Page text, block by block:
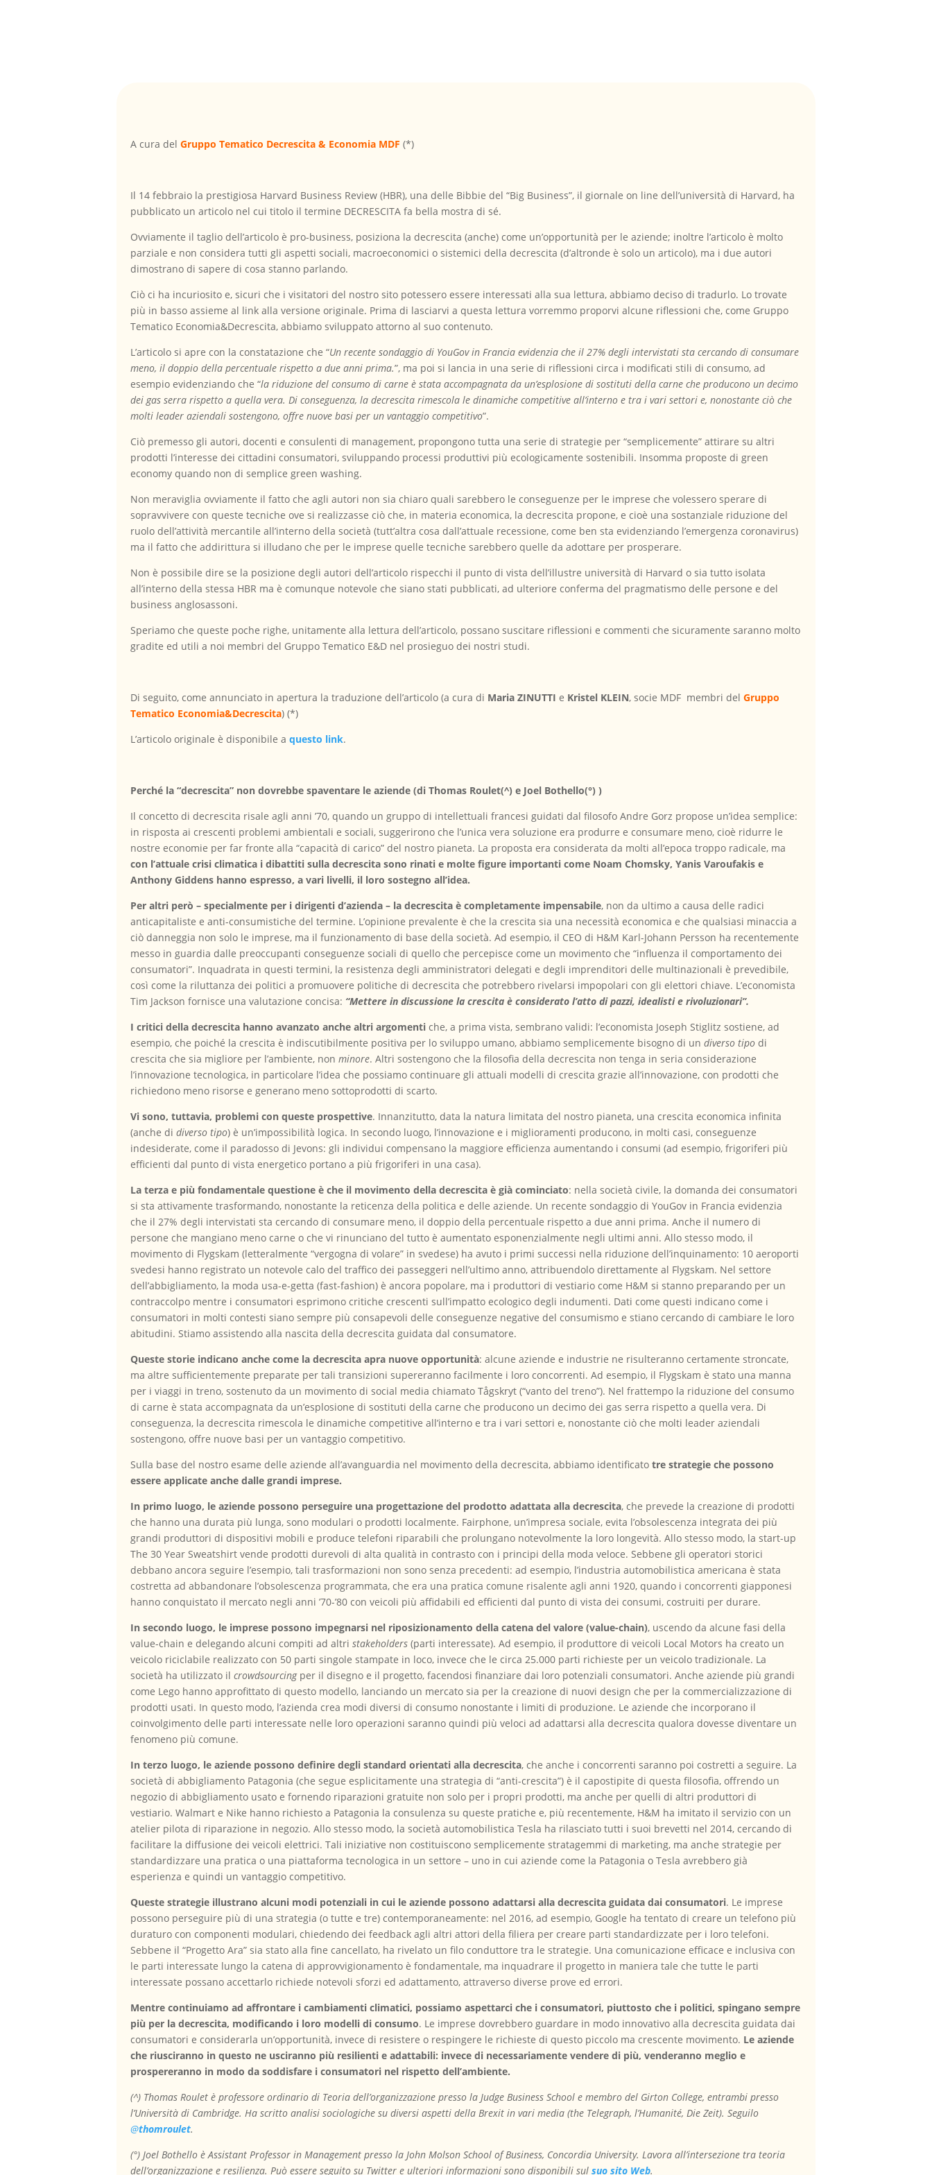
A cura delGruppo Tematico Decrescita & Economia MDF (*)
Il 14 febbraio la prestigiosa Harvard Business Review (HBR), una delle Bibbie del “Big Business”, il giornale on line dell’università di Harvard, ha
pubblicato un articolo nel cui titolo il termine DECRESCITA fa bella mostra di sé.
Ovviamente il taglio dell’articolo è pro-business, posiziona la decrescita (anche) come un’opportunità per le aziende; inoltre l’articolo è molto
parziale e non considera tutti gli aspetti sociali, macroeconomici o sistemici della decrescita (d’altronde è solo un articolo), ma i due autori
dimostrano di sapere di cosa stanno parlando.
Ciò ci ha incuriosito e, sicuri che i visitatori del nostro sito potessero essere interessati alla sua lettura, abbiamo deciso di tradurlo. Lo trovate
più in basso assieme al link alla versione originale. Prima di lasciarvi a questa lettura vorremmo proporvi alcune riflessioni che, come Gruppo
Tematico Economia&Decrescita, abbiamo sviluppato attorno al suo contenuto.
L’articolo si apre con la constatazione che “Un recente sondaggio di YouGov in Francia evidenzia che il 27% degli intervistati sta cercando di consumare
meno, il doppio della percentuale rispetto a due anni prima.”, ma poi si lancia in una serie di riflessioni circa i modificati stili di consumo, ad
esempio evidenziando che “la riduzione del consumo di carne è stata accompagnata da un’esplosione di sostituti della carne che producono un decimo
dei gas serra rispetto a quella vera. Di conseguenza, la decrescita rimescola le dinamiche competitive all’interno e tra i vari settori e, nonostante ciò che
molti leader aziendali sostengono, offre nuove basi per un vantaggio competitivo”.
Ciò premesso gli autori, docenti e consulenti di management, propongono tutta una serie di strategie per “semplicemente” attirare su altri
prodotti l’interesse dei cittadini consumatori, sviluppando processi produttivi più ecologicamente sostenibili. Insomma proposte di green
economy quando non di semplice green washing.
Non meraviglia ovviamente il fatto che agli autori non sia chiaro quali sarebbero le conseguenze per le imprese che volessero sperare di
sopravvivere con queste tecniche ove si realizzasse ciò che, in materia economica, la decrescita propone, e cioè una sostanziale riduzione del
ruolo dell’attività mercantile all’interno della società (tutt’altra cosa dall’attuale recessione, come ben sta evidenziando l’emergenza coronavirus)
ma il fatto che addirittura si illudano che per le imprese quelle tecniche sarebbero quelle da adottare per prosperare.
Non è possibile dire se la posizione degli autori dell’articolo rispecchi il punto di vista dell’illustre università di Harvard o sia tutto isolata
all’interno della stessa HBR ma è comunque notevole che siano stati pubblicati, ad ulteriore conferma del pragmatismo delle persone e del
business anglosassoni.
Speriamo che queste poche righe, unitamente alla lettura dell’articolo, possano suscitare riflessioni e commenti che sicuramente saranno molto
gradite ed utili a noi membri del Gruppo Tematico E&D nel prosieguo dei nostri studi.
Di seguito, come annunciato in apertura la traduzione dell’articolo (a cura di Maria ZINUTTI e Kristel KLEIN, socie MDF membri delGruppo
Tematico Economia&Decrescita) (*)
L’articolo originale è disponibile aquesto link.
Perché la “decrescita” non dovrebbe spaventare le aziende (di Thomas Roulet(^) e Joel Bothello(°) )
Il concetto di decrescita risale agli anni ’70, quando un gruppo di intellettuali francesi guidati dal filosofo Andre Gorz propose un’idea semplice:
in risposta ai crescenti problemi ambientali e sociali, suggerirono che l’unica vera soluzione era produrre e consumare meno, cioè ridurre le
nostre economie per far fronte alla “capacità di carico” del nostro pianeta. La proposta era considerata da molti all’epoca troppo radicale, ma
con l’attuale crisi climatica i dibattiti sulla decrescita sono rinati e molte figure importanti come Noam Chomsky, Yanis Varoufakis e
Anthony Giddens hanno espresso, a vari livelli, il loro sostegno all’idea.
Per altri però – specialmente per i dirigenti d’azienda – la decrescita è completamente impensabile, non da ultimo a causa delle radici
anticapitaliste e anti-consumistiche del termine. L’opinione prevalente è che la crescita sia una necessità economica e che qualsiasi minaccia a
ciò danneggia non solo le imprese, ma il funzionamento di base della società. Ad esempio, il CEO di H&M Karl-Johann Persson ha recentemente
messo in guardia dalle preoccupanti conseguenze sociali di quello che percepisce come un movimento che “influenza il comportamento dei
consumatori”. Inquadrata in questi termini, la resistenza degli amministratori delegati e degli imprenditori delle multinazionali è prevedibile,
così come la riluttanza dei politici a promuovere politiche di decrescita che potrebbero rivelarsi impopolari con gli elettori chiave. L’economista
Tim Jackson fornisce una valutazione concisa: “Mettere in discussione la crescita è considerato l’atto di pazzi, idealisti e rivoluzionari”.
I critici della decrescita hanno avanzato anche altri argomenti che, a prima vista, sembrano validi: l’economista Joseph Stiglitz sostiene, ad
esempio, che poiché la crescita è indiscutibilmente positiva per lo sviluppo umano, abbiamo semplicemente bisogno di undiverso tipo di
crescita che sia migliore per l’ambiente, nonminore. Altri sostengono che la filosofia della decrescita non tenga in seria considerazione
l’innovazione tecnologica, in particolare l’idea che possiamo continuare gli attuali modelli di crescita grazie all’innovazione, con prodotti che
richiedono meno risorse e generano meno sottoprodotti di scarto.
Vi sono, tuttavia, problemi con queste prospettive. Innanzitutto, data la natura limitata del nostro pianeta, una crescita economica infinita
(anche didiverso tipo) è un’impossibilità logica. In secondo luogo, l’innovazione e i miglioramenti producono, in molti casi, conseguenze
indesiderate, come il paradosso di Jevons: gli individui compensano la maggiore efficienza aumentando i consumi (ad esempio, frigoriferi più
efficienti dal punto di vista energetico portano a più frigoriferi in una casa).
La terza e più fondamentale questione è che il movimento della decrescita è già cominciato: nella società civile, la domanda dei consumatori
si sta attivamente trasformando, nonostante la reticenza della politica e delle aziende. Un recente sondaggio di YouGov in Francia evidenzia
che il 27% degli intervistati sta cercando di consumare meno, il doppio della percentuale rispetto a due anni prima. Anche il numero di
persone che mangiano meno carne o che vi rinunciano del tutto è aumentato esponenzialmente negli ultimi anni. Allo stesso modo, il
movimento di Flygskam (letteralmente “vergogna di volare” in svedese) ha avuto i primi successi nella riduzione dell’inquinamento: 10 aeroporti
svedesi hanno registrato un notevole calo del traffico dei passeggeri nell’ultimo anno, attribuendolo direttamente al Flygskam. Nel settore
dell’abbigliamento, la moda usa-e-getta (fast-fashion) è ancora popolare, ma i produttori di vestiario come H&M si stanno preparando per un
contraccolpo mentre i consumatori esprimono critiche crescenti sull’impatto ecologico degli indumenti. Dati come questi indicano come i
consumatori in molti contesti siano sempre più consapevoli delle conseguenze negative del consumismo e stiano cercando di cambiare le loro
abitudini. Stiamo assistendo alla nascita della decrescita guidata dal consumatore.
Queste storie indicano anche come la decrescita apra nuove opportunità: alcune aziende e industrie ne risulteranno certamente stroncate,
ma altre sufficientemente preparate per tali transizioni supereranno facilmente i loro concorrenti. Ad esempio, il Flygskam è stato una manna
per i viaggi in treno, sostenuto da un movimento di social media chiamato Tågskryt (“vanto del treno”). Nel frattempo la riduzione del consumo
di carne è stata accompagnata da un’esplosione di sostituti della carne che producono un decimo dei gas serra rispetto a quella vera. Di
conseguenza, la decrescita rimescola le dinamiche competitive all’interno e tra i vari settori e, nonostante ciò che molti leader aziendali
sostengono, offre nuove basi per un vantaggio competitivo.
Sulla base del nostro esame delle aziende all’avanguardia nel movimento della decrescita, abbiamo identificatotre strategie che possono
essere applicate anche dalle grandi imprese.
In primo luogo, le aziende possono perseguire una progettazione del prodotto adattata alla decrescita, che prevede la creazione di prodotti
che hanno una durata più lunga, sono modulari o prodotti localmente. Fairphone, un’impresa sociale, evita l’obsolescenza integrata dei più
grandi produttori di dispositivi mobili e produce telefoni riparabili che prolungano notevolmente la loro longevità. Allo stesso modo, la start-up
The 30 Year Sweatshirt vende prodotti durevoli di alta qualità in contrasto con i principi della moda veloce. Sebbene gli operatori storici
debbano ancora seguire l’esempio, tali trasformazioni non sono senza precedenti: ad esempio, l’industria automobilistica americana è stata
costretta ad abbandonare l’obsolescenza programmata, che era una pratica comune risalente agli anni 1920, quando i concorrenti giapponesi
hanno conquistato il mercato negli anni ’70-’80 con veicoli più affidabili ed efficienti dal punto di vista dei consumi, costruiti per durare.
In secondo luogo, le imprese possono impegnarsi nel riposizionamento della catena del valore (value-chain), uscendo da alcune fasi della
value-chain e delegando alcuni compiti ad altristakeholders (parti interessate). Ad esempio, il produttore di veicoli Local Motors ha creato un
veicolo riciclabile realizzato con 50 parti singole stampate in loco, invece che le circa 25.000 parti richieste per un veicolo tradizionale. La
società ha utilizzato ilcrowdsourcingper il disegno e il progetto, facendosi finanziare dai loro potenziali consumatori. Anche aziende più grandi
come Lego hanno approfittato di questo modello, lanciando un mercato sia per la creazione di nuovi design che per la commercializzazione di
prodotti usati. In questo modo, l’azienda crea modi diversi di consumo nonostante i limiti di produzione. Le aziende che incorporano il
coinvolgimento delle parti interessate nelle loro operazioni saranno quindi più veloci ad adattarsi alla decrescita qualora dovesse diventare un
fenomeno più comune.
In terzo luogo, le aziende possono definire degli standard orientati alla decrescita, che anche i concorrenti saranno poi costretti a seguire. La
società di abbigliamento Patagonia (che segue esplicitamente una strategia di “anti-crescita”) è il capostipite di questa filosofia, offrendo un
negozio di abbigliamento usato e fornendo riparazioni gratuite non solo per i propri prodotti, ma anche per quelli di altri produttori di
vestiario. Walmart e Nike hanno richiesto a Patagonia la consulenza su queste pratiche e, più recentemente, H&M ha imitato il servizio con un
atelier pilota di riparazione in negozio. Allo stesso modo, la società automobilistica Tesla ha rilasciato tutti i suoi brevetti nel 2014, cercando di
facilitare la diffusione dei veicoli elettrici. Tali iniziative non costituiscono semplicemente stratagemmi di marketing, ma anche strategie per
standardizzare una pratica o una piattaforma tecnologica in un settore – uno in cui aziende come la Patagonia o Tesla avrebbero già
esperienza e quindi un vantaggio competitivo.
Queste strategie illustrano alcuni modi potenziali in cui le aziende possono adattarsi alla decrescita guidata dai consumatori. Le imprese
possono perseguire più di una strategia (o tutte e tre) contemporaneamente: nel 2016, ad esempio, Google ha tentato di creare un telefono più
duraturo con componenti modulari, chiedendo dei feedback agli altri attori della filiera per creare parti standardizzate per i loro telefoni.
Sebbene il “Progetto Ara” sia stato alla fine cancellato, ha rivelato un filo conduttore tra le strategie. Una comunicazione efficace e inclusiva con
le parti interessate lungo la catena di approvvigionamento è fondamentale, ma inquadrare il progetto in maniera tale che tutte le parti
interessate possano accettarlo richiede notevoli sforzi ed adattamento, attraverso diverse prove ed errori.
Mentre continuiamo ad affrontare i cambiamenti climatici, possiamo aspettarci che i consumatori, piuttosto che i politici, spingano sempre
più per la decrescita, modificando i loro modelli di consumo. Le imprese dovrebbero guardare in modo innovativo alla decrescita guidata dai
consumatori e considerarla un’opportunità, invece di resistere o respingere le richieste di questo piccolo ma crescente movimento. Le aziende
che riusciranno in questo ne usciranno più resilienti e adattabili: invece di necessariamente vendere di più, venderanno meglio e
prospereranno in modo da soddisfare i consumatori nel rispetto dell’ambiente.
(^) Thomas Roulet è professore ordinario di Teoria dell’organizzazione presso la Judge Business School e membro del Girton College, entrambi presso
l’Università di Cambridge. Ha scritto analisi sociologiche su diversi aspetti della Brexit in vari media (the Telegraph, l’Humanité, Die Zeit). Seguilo
@thomroulet.
(°) Joel Bothello è Assistant Professor in Management presso la John Molson School of Business, Concordia University. Lavora all’intersezione tra teoria
dell’organizzazione e resilienza. Può essere seguito su Twitter e ulteriori informazioni sono disponibili sulsuo sito Web.